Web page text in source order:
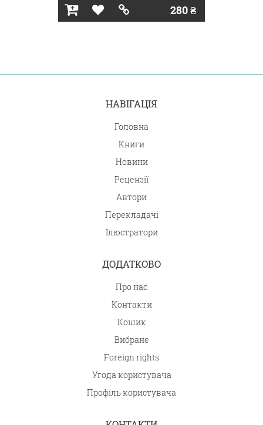
280 ₴
НАВІГАЦІЯ
Головна
Книги
Новини
Рецензії
Автори
Перекладачі
Ілюстратори
ДОДАТКОВО
Про нас
Контакти
Кошик
Вибране
Foreign rights
Угода користувача
Профіль користувача